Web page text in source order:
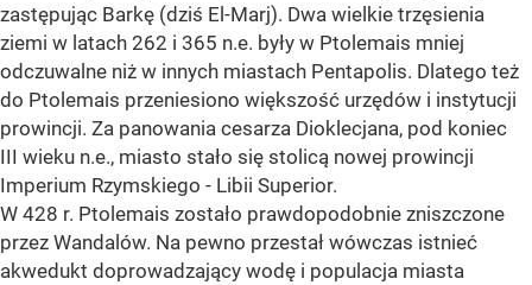
zastępując Barkę (dziś El-Marj). Dwa wielkie trzęsienia
ziemi w latach 262 i 365 n.e. były w Ptolemais mniej
odczuwalne niż w innych miastach Pentapolis. Dlatego też
do Ptolemais przeniesiono większość urzędów i instytucji
prowincji. Za panowania cesarza Dioklecjana, pod koniec
III wieku n.e., miasto stało się stolicą nowej prowincji
Imperium Rzymskiego - Libii Superior.
W 428 r. Ptolemais zostało prawdopodobnie zniszczone
przez Wandalów. Na pewno przestał wówczas istnieć
akwedukt doprowadzający wodę i populacja miasta